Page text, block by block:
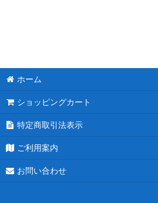
ホーム
ショッピングカート
特定商取引法表示
ご利用案内
お問い合わせ